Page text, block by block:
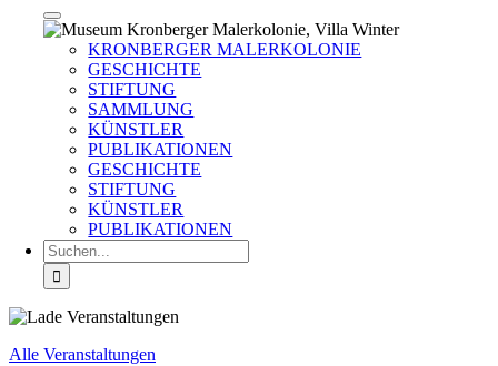
KRONBERGER MALERKOLONIE
GESCHICHTE
STIFTUNG
SAMMLUNG
KÜNSTLER
PUBLIKATIONEN
GESCHICHTE
STIFTUNG
KÜNSTLER
PUBLIKATIONEN
Suche
nach:
Alle Veranstaltungen